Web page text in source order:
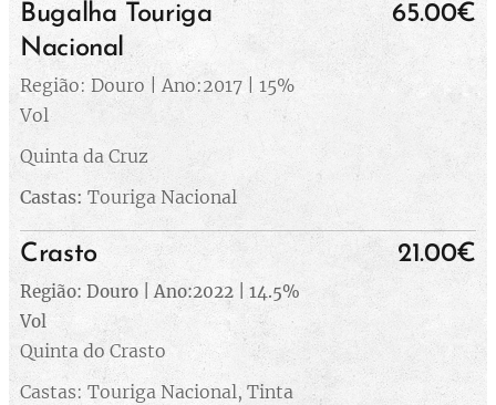
Bugalha Touriga
Nacional
Região: Douro | Ano:2017 | 15%
Vol
Quinta da Cruz
Castas: Touriga Nacional
65.00€
Crasto
Região: Douro | Ano:2022 | 14.5%
Vol
Quinta do Crasto
Castas: Touriga Nacional, Tinta
21.00€